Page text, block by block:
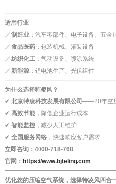
适用行业
✅ 制造业 ：汽车零部件、电子设备、五金
✅ 食品医药 ：包装机械、灌装设备
✅ 纺织化工 ：气动设备、喷涂系统
✅ 新能源：锂电池生产、光伏组件
为什么选择特凌风？
✔ 北京特凌科技发展有限公司 ——20年空
✔ 高效节能 ，降低企业运行成本
✔ 智能监控 ，减少人工维护
✔ 全国服务网络 ，快速响应客户需求
立即咨询：4000-718-768
官网： https://www.bjteling.com
优化您的压缩空气系统，选择特凌风四合